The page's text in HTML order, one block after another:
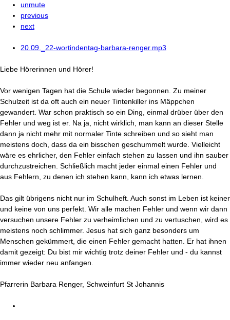
unmute
previous
next
20.09._22-wortindentag-barbara-renger.mp3
Liebe Hörerinnen und Hörer!
Vor wenigen Tagen hat die Schule wieder begonnen. Zu meiner
Schulzeit ist da oft auch ein neuer Tintenkiller ins Mäppchen
gewandert. War schon praktisch so ein Ding, einmal drüber über den
Fehler und weg ist er. Na ja, nicht wirklich, man kann an dieser Stelle
dann ja nicht mehr mit normaler Tinte schreiben und so sieht man
meistens doch, dass da ein bisschen geschummelt wurde. Vielleicht
wäre es ehrlicher, den Fehler einfach stehen zu lassen und ihn sauber
durchzustreichen. Schließlich macht jeder einmal einen Fehler und
aus Fehlern, zu denen ich stehen kann, kann ich etwas lernen.
Das gilt übrigens nicht nur im Schulheft. Auch sonst im Leben ist keiner
und keine von uns perfekt. Wir alle machen Fehler und wenn wir dann
versuchen unsere Fehler zu verheimlichen und zu vertuschen, wird es
meistens noch schlimmer. Jesus hat sich ganz besonders um
Menschen gekümmert, die einen Fehler gemacht hatten. Er hat ihnen
damit gezeigt: Du bist mir wichtig trotz deiner Fehler und - du kannst
immer wieder neu anfangen.
Pfarrerin Barbara Renger, Schweinfurt St Johannis